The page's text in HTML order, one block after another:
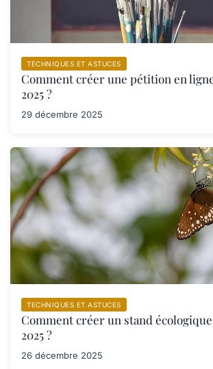
TECHNIQUES ET ASTUCES
Comment créer une pétition en
2025 ?
29 décembre 2025
TECHNIQUES ET ASTUCES
Comment créer un stand
2025 ?
26 décembre 2025